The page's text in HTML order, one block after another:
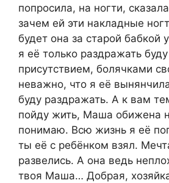
попросила, на ногти,
зачем ей эти накладные
будет она за старой бабкой
я её только раздражать
присутствием, болячками
неважно, что я её
буду раздражать. А к вам
пойду жить, Маша обижена
понимаю. Всю жизнь я её
ты её с ребёнком взял.
развелись. А она ведь
твоя Маша… Добрая,